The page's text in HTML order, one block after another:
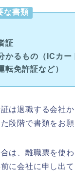
な書類
証
かるもの（ICカー
転免許証など）
は退職する会社
段階で書類をお
は、離職票を使
に会社に申し出て